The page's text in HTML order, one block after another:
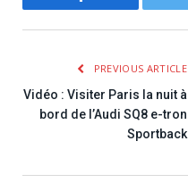
Facebook
PREVIOUS ARTICLE
Vidéo : Visiter Paris la nuit à
bord de l’Audi SQ8 e-tron
Sportback